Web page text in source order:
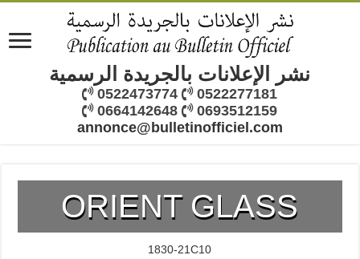
نشر الإعلانات بالجريدة الرسمية
0522473774
0522277181
0664142648
0693512159
annonce@bulletinofficiel.com
ORIENT GLASS
1830-21C10